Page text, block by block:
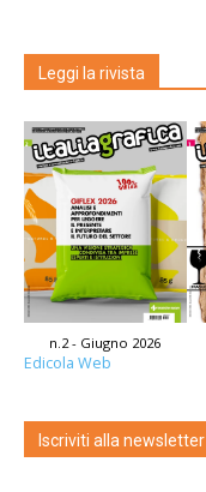
Leggi la rivista
n.2 - Giugno 2026
Edicola Web
Iscriviti alla newsletter